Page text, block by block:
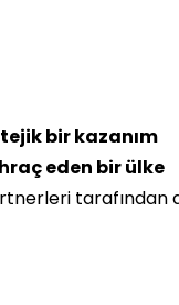
bir kazanım
eden bir ülke
tarafından